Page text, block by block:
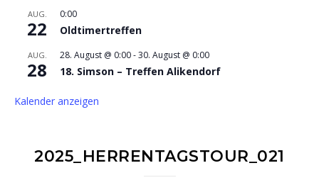
AUG.
22
0:00
Oldtimertreffen
AUG.
28
28. August @ 0:00-30. August @ 0:00
18. Simson – Treffen Alikendorf
Kalender anzeigen
2025_HERRENTAGSTOUR_021